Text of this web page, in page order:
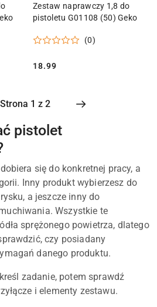
Zestaw naprawczy 1,8 do
pistoletu G01108 (50) Geko
(0)
Cena:
18.99
pistolet
się do konkretnej pracy, a
Inny produkt wybierzesz do
a jeszcze inny do
Wszystkie te
sprężonego powietrza, dlatego
czy posiadany
danego produktu.
zadanie, potem sprawdź
i elementy zestawu.